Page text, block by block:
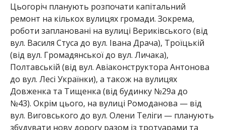
Цьогоріч планують розпочати капітальний
ремонт на кількох вулицях громади. Зокрема,
роботи заплановані на вулиці Вериківського (від
вул. Василя Стуса до вул. Івана Драча), Троїцькій
(від вул. Громадянської до вул. Личака),
Полтавській (від вул. Авіаконструктора Антонова
до вул. Лесі Українки), а також на вулицях
Довженка та Тищенка (від будинку №29а до
№43). Окрім цього, на вулиці Ромоданова — від
вул. Виговського до вул. Олени Теліги — планують
збудувати нову дорогу разом із тротуарами та